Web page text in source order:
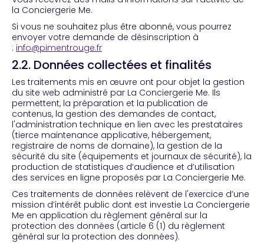
la Conciergerie Me.
Si vous ne souhaitez plus être abonné, vous pourrez
envoyer votre demande de désinscription à
: info@pimentrouge.fr
2.2. Données collectées et finalités
Les traitements mis en œuvre ont pour objet la gestion
du site web administré par La Conciergerie Me. Ils
permettent, la préparation et la publication de
contenus, la gestion des demandes de contact,
l'administration technique en lien avec les prestataires
(tierce maintenance applicative, hébergement,
registraire de noms de domaine), la gestion de la
sécurité du site (équipements et journaux de sécurité), la
production de statistiques d’audience et d’utilisation
des services en ligne proposés par La Conciergerie Me.
Ces traitements de données relèvent de l'exercice d’une
mission d’intérêt public dont est investie La Conciergerie
Me en application du règlement général sur la
protection des données (article 6 (1) du règlement
général sur la protection des données).